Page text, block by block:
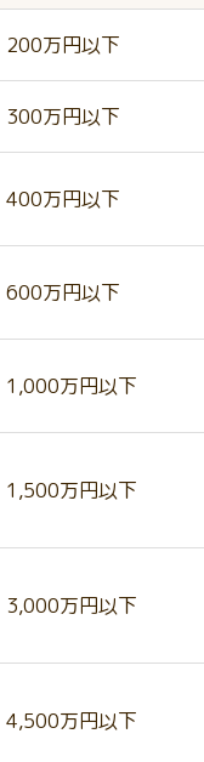
200万円以下
300万円以下
400万円以下
600万円以下
1,000万円以下
1,500万円以下
3,000万円以下
4,500万円以下